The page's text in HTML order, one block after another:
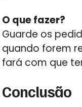
O que fazer?
Guarde os
quando forem
fará com que
Conclusão